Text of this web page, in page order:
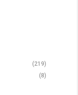
(219)
(8)